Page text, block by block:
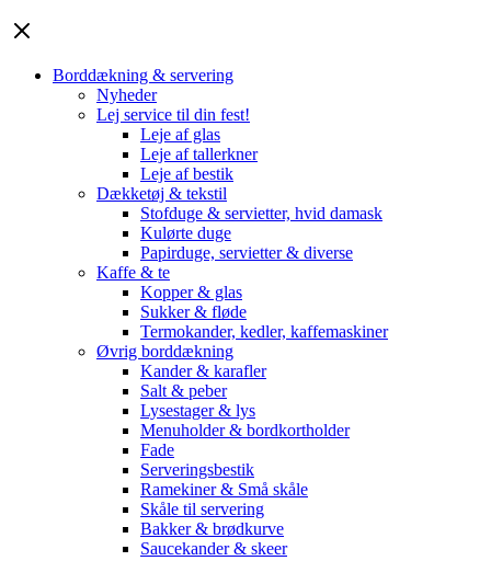
Borddækning & servering
Nyheder
Lej service til din fest!
Leje af glas
Leje af tallerkner
Leje af bestik
Dækketøj & tekstil
Stofduge & servietter, hvid damask
Kulørte duge
Papirduge, servietter & diverse
Kaffe & te
Kopper & glas
Sukker & fløde
Termokander, kedler, kaffemaskiner
Øvrig borddækning
Kander & karafler
Salt & peber
Lysestager & lys
Menuholder & bordkortholder
Fade
Serveringsbestik
Ramekiner & Små skåle
Skåle til servering
Bakker & brødkurve
Saucekander & skeer